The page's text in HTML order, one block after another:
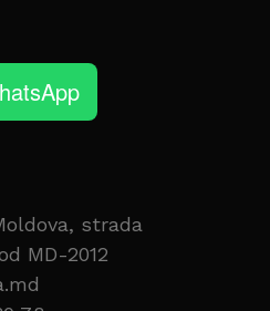
strada
MD-2012